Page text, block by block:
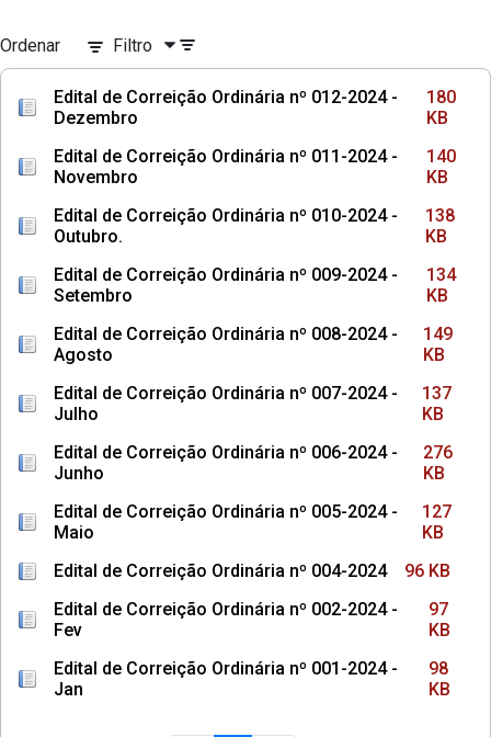
Ordenar Filtro
Edital de Correição Ordinária nº 012-2024 -
Dezembro
180
KB
Edital de Correição Ordinária nº 011-2024 -
Novembro
140
KB
Edital de Correição Ordinária nº 010-2024 -
Outubro.
138
KB
Edital de Correição Ordinária nº 009-2024 -
Setembro
134
KB
Edital de Correição Ordinária nº 008-2024 -
Agosto
149
KB
Edital de Correição Ordinária nº 007-2024 -
Julho
137
KB
Edital de Correição Ordinária nº 006-2024 -
Junho
276
KB
Edital de Correição Ordinária nº 005-2024 -
Maio
127
KB
Edital de Correição Ordinária nº 004-2024
96 KB
Edital de Correição Ordinária nº 002-2024 -
Fev
97
KB
Edital de Correição Ordinária nº 001-2024 -
Jan
98
KB